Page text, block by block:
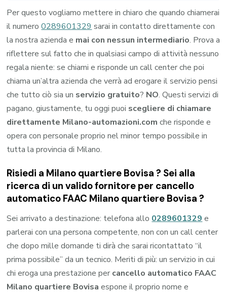
Per questo vogliamo mettere in chiaro che quando chiamerai
il numero0289601329 sarai in contatto direttamente con
la nostra azienda e mai con nessun intermediario. Prova a
riflettere sul fatto che in qualsiasi campo di attività nessuno
regala niente: se chiami e risponde un call center che poi
chiama un’altra azienda che verrà ad erogare il servizio pensi
che tutto ciò sia un servizio gratuito? NO. Questi servizi di
pagano, giustamente, tu oggi puoi scegliere di chiamare
direttamente Milano-automazioni.com che risponde e
opera con personale proprio nel minor tempo possibile in
tutta la provincia di Milano.
Risiedi a Milano quartiere Bovisa ? Sei alla
ricerca di un valido fornitore per cancello
automatico FAAC Milano quartiere Bovisa ?
Sei arrivato a destinazione: telefona allo 0289601329 e
parlerai con una persona competente, non con un call center
che dopo mille domande ti dirà che sarai ricontattato “il
prima possibile” da un tecnico. Meriti di più: un servizio in cui
chi eroga una prestazione per cancello automatico FAAC
Milano quartiere Bovisa espone il proprio nome e